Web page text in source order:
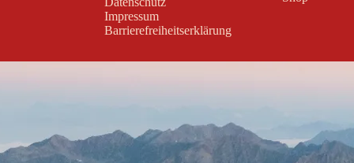
Impressum
Barrierefreiheitserklärung